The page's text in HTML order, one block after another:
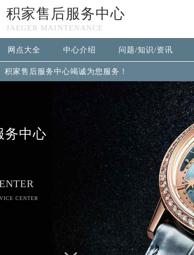
积家售后服务中心
JAEGER MAINTENANCE
网点大全 中心介绍 问题/知识/资讯
积家售后服务中心竭诚为您服务！
务中心
CENTER